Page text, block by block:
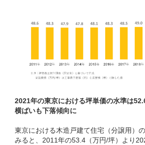
2021年の東京における坪単価の水準は
横ばいも下落傾向に
東京における木造戸建て住宅（分譲用）
みると、2011年の53.4（万円/坪）より